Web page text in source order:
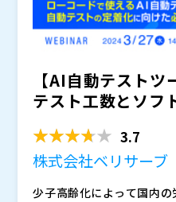
りやすく解説いたします。
【AI自動テスト
テスト工数とソフ
3.7
株式会社ベリサーブ
少子高齢化によって国内